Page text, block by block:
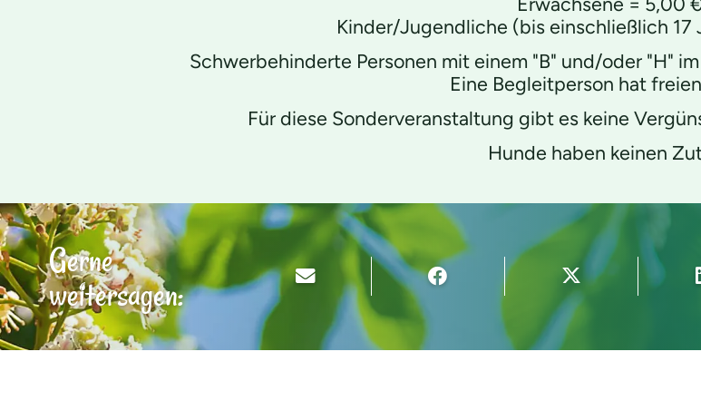
Kinder/Jugendliche (bis einschließlich
Schwerbehinderte Personen mit einem "B" und/oder "H"
Eine Begleitperson hat
Für diese Sonderveranstaltung gibt es keine
Hunde haben keinen
Gerne
weitersagen: